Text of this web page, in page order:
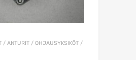
/ ANTURIT / OHJAUSYKSIKÖT /